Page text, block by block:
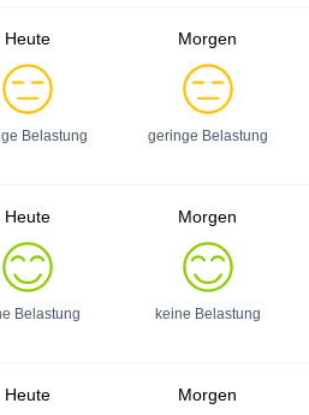
Heute
Belastung
Morgen
geringe Belastung
Heute
Belastung
Morgen
keine Belastung
Heute Morgen